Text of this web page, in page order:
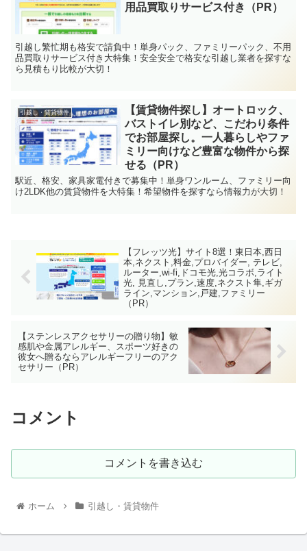
用品買取りサービス付き（PR）
引越し繁忙期も格安で請負中！単身パック、ファミリーパック、不用
品買取りサービス付き大特集！安全安全で格安な引越し業者を探すな
ら見積もり比較が大切！
引越し・賃貸物件
【賃貸物件探し】オートロック、
バストイレ別など、こだわり条件
でお部屋探し。一人暮らしやファ
ミリー向けなど豊富な物件から探
せる（PR）
駅近、格安、家具家電付きで募集中！単身ワンルーム、ファミリー向
け2LDK他の賃貸物件を大特集！希望物件を探すなら情報力が大切！
【フレッツ光】サイト8選！東日本,西日
本,ネクスト,料金,プロバイダー, テレビ,
ルーター,wi-fi,ドコモ光,光コラボ,ライト
光, 見直し,プラン,速度,ネクスト隼,ギガ
ライン,マンション,戸建,ファミリー
（PR）
【ステンレスアクセサリーの贈り物】敏
感肌や金属アレルギー、スポーツ好きの
彼女へ贈るならアレルギーフリーのアク
セサリー（PR）
コメント
コメントを書き込む
ホーム 引越し・賃貸物件